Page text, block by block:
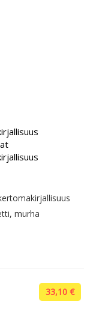
murha
33,10 €